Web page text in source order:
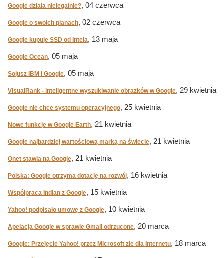
Google działa nielegalnie?, 04 czerwca
Google o swoich planach, 02 czerwca
Google kupuje SSD od Intela, 13 maja
Google Ocean, 05 maja
Sojusz IBM i Google, 05 maja
VisualRank - inteligentne wyszukiwanie obrazków w Google, 29 kwietnia
Google nie chce systemu operacyjnego, 25 kwietnia
Nowe funkcje w Google Earth, 21 kwietnia
Google najbardziej wartościową marką na świecie, 21 kwietnia
Onet stawia na Google, 21 kwietnia
Polska: Google otrzyma dotację na rozwój, 16 kwietnia
Współpraca Indian z Google, 15 kwietnia
Yahoo! podpisało umowę z Google, 10 kwietnia
Apelacja Google w sprawie Gmail odrzucone, 20 marca
Google: Przejęcie Yahoo! przez Microsoft złe dla Internetu, 18 marca